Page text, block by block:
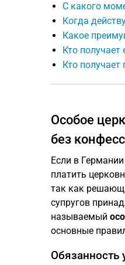
С какого
Когда
Какое
Кто
Кто получает
Особое
без
Если в
платить
так как
супругов
называемый
основные
Обязанность